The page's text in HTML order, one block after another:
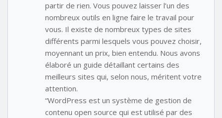
partir de rien. Vous pouvez laisser l’un des
nombreux outils en ligne faire le travail pour
vous. Il existe de nombreux types de sites
différents parmi lesquels vous pouvez choisir,
moyennant un prix, bien entendu. Nous avons
élaboré un guide détaillant certains des
meilleurs sites qui, selon nous, méritent votre
attention.
“WordPress est un système de gestion de
contenu open source qui est utilisé par des